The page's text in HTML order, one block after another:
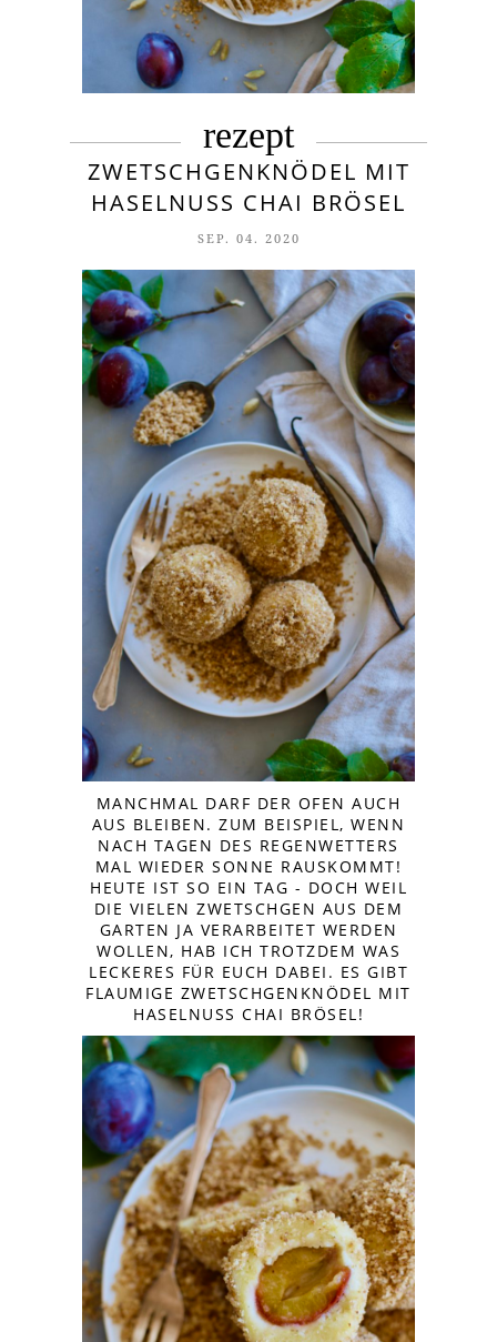
rezept
ZWETSCHGENKNÖDEL MIT
HASELNUSS CHAI BRÖSEL
SEP. 04. 2020
MANCHMAL DARF DER OFEN AUCH
AUS BLEIBEN. ZUM BEISPIEL, WENN
NACH TAGEN DES REGENWETTERS
MAL WIEDER SONNE RAUSKOMMT!
HEUTE IST SO EIN TAG - DOCH WEIL
DIE VIELEN ZWETSCHGEN AUS DEM
GARTEN JA VERARBEITET WERDEN
WOLLEN, HAB ICH TROTZDEM WAS
LECKERES FÜR EUCH DABEI. ES GIBT
FLAUMIGE ZWETSCHGENKNÖDEL MIT
HASELNUSS CHAI BRÖSEL!